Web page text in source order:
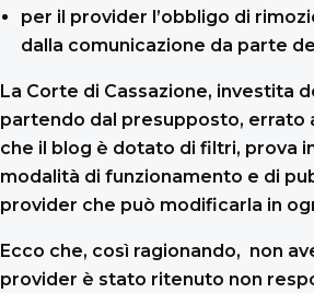
per il provider l’obbligo di
dalla comunicazione da parte
La Corte di Cassazione, investita
partendo dal presupposto, errato
che il blog è dotato di filtri, prova
modalità di funzionamento e di
provider che può modificarla in
Ecco che, così ragionando, non
provider è stato ritenuto non